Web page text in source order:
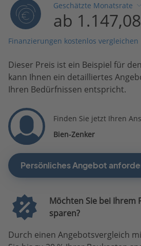
Geschätzte Monatsrate
ab
Finanzierungen kostenlos vergleichen
Dieser Preis ist ein Beispiel für
kann Ihnen ein detailliertes
Ihren Bedürfnissen entspricht.
Finden Sie jetzt Ihren
Bien-Zenker
Persönliches Angebot
Möchten Sie bei Ihrem
sparen?
Durch einen Angebotsvergleich